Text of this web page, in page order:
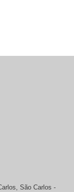
São Carlos -